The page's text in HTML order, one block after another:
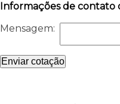
Informações de contato
Mensagem:
Enviar cotação